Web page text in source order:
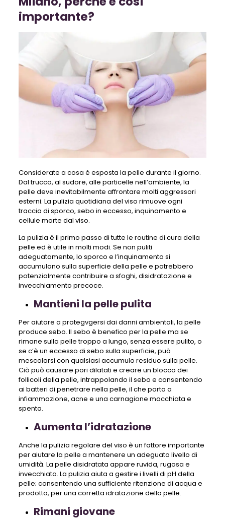
importante?
Considerate a cosa è esposta la pelle durante il giorno.
Dal trucco, al sudore, alle particelle nell’ambiente, la
pelle deve inevitabilmente affrontare molti aggressori
esterni. La pulizia quotidiana del viso rimuove ogni
traccia di sporco, sebo in eccesso, inquinamento e
cellule morte dal viso.
La pulizia è il primo passo di tutte le routine di cura della
pelle ed è utile in molti modi. Se non puliti
adeguatamente, lo sporco e l’inquinamento si
accumulano sulla superficie della pelle e potrebbero
potenzialmente contribuire a sfoghi, disidratazione e
invecchiamento precoce.
Mantieni la pelle pulita
Per aiutare a protegvgersi dai danni ambientali, la pelle
produce sebo. Il sebo è benefico per la pelle ma se
rimane sulla pelle troppo a lungo, senza essere pulito, o
se c’è un eccesso di sebo sulla superficie, può
mescolarsi con qualsiasi accumulo residuo sulla pelle.
Ciò può causare pori dilatati e creare un blocco dei
follicoli della pelle, intrappolando il sebo e consentendo
ai batteri di penetrare nella pelle, il che porta a
infiammazione, acne e una carnagione macchiata e
spenta.
Aumenta l’idratazione
Anche la pulizia regolare del viso è un fattore importante
per aiutare la pelle a mantenere un adeguato livello di
umidità. La pelle disidratata appare ruvida, rugosa e
invecchiata. La pulizia aiuta a gestire i livelli di pH della
pelle; consentendo una sufficiente ritenzione di acqua e
prodotto, per una corretta idratazione della pelle.
Rimani giovane